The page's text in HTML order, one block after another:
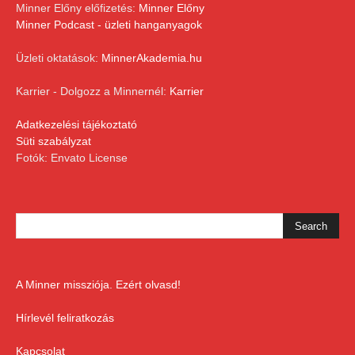
Minner Előny előfizetés: Minner Előny
Minner Podcast - üzleti hanganyagok
Üzleti oktatások: MinnerAkademia.hu
Karrier - Dolgozz a Minnernél: Karrier
Adatkezelési tájékoztató
Süti szabályzat
Fotók: Envato License
A Minner missziója. Ezért olvasd!
Hírlevél feliratkozás
Kapcsolat